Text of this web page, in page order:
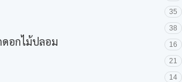
35
38
ดอกไม้ปลอม 16
21
14